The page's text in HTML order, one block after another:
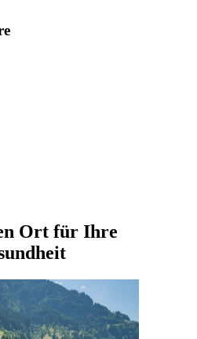
Ort für Ihre